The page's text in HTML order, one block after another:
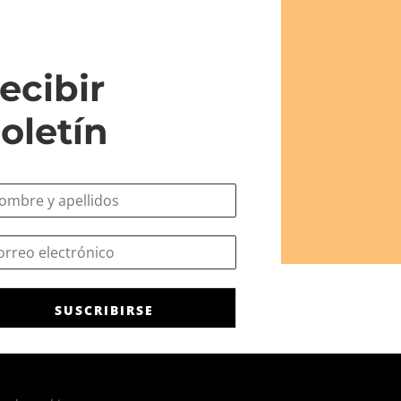
SUSCRIBIRSE